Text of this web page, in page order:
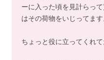
ーに入った頃を見計らっ
はその荷物をいじってます
ちょっと役に立ってくれ